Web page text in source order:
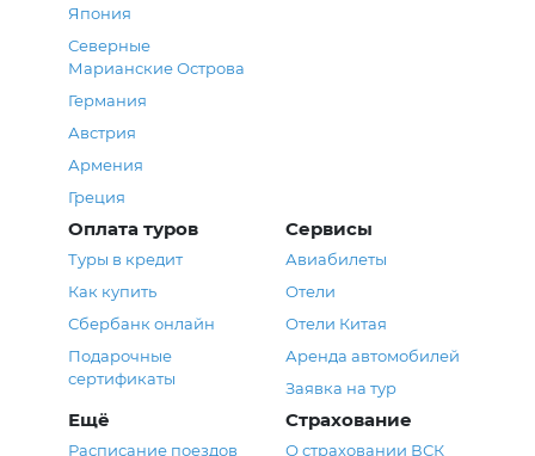
Япония
Северные
Марианские Острова
Германия
Австрия
Армения
Греция
Оплата туров
Туры в кредит
Как купить
Сбербанк онлайн
Подарочные
сертификаты
Сервисы
Авиабилеты
Отели
Отели Китая
Аренда автомобилей
Заявка на тур
Ещё
Расписание поездов
Страхование
О страховании ВСК